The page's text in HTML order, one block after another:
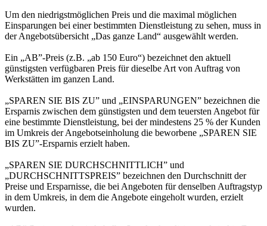
Um den niedrigstmöglichen Preis und die maximal möglichen
Einsparungen bei einer bestimmten Dienstleistung zu sehen, muss in
der Angebotsübersicht „Das ganze Land“ ausgewählt werden.
Ein „AB”-Preis (z.B. „ab 150 Euro“) bezeichnet den aktuell
günstigsten verfügbaren Preis für dieselbe Art von Auftrag von
Werkstätten im ganzen Land.
„SPAREN SIE BIS ZU” und „EINSPARUNGEN” bezeichnen die
Ersparnis zwischen dem günstigsten und dem teuersten Angebot für
eine bestimmte Dienstleistung, bei der mindestens 25 % der Kunden
im Umkreis der Angebotseinholung die beworbene „SPAREN SIE
BIS ZU”-Ersparnis erzielt haben.
„SPAREN SIE DURCHSCHNITTLICH” und
„DURCHSCHNITTSPREIS” bezeichnen den Durchschnitt der
Preise und Ersparnisse, die bei Angeboten für denselben Auftragstyp
in dem Umkreis, in dem die Angebote eingeholt wurden, erzielt
wurden.